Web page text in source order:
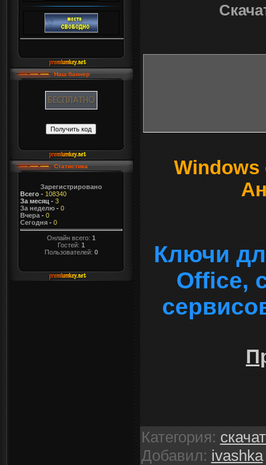
Наш баннер
Статистика
Зарегистрировано
Всего- 108340
За месяц - 3
За неделю- 0
Вчера- 0
Сегодня- 0
Онлайн всего: 1
Гостей: 1
Пользователей: 0
Windows
Ключи
Office,
Категория:
Добавил: ivashka